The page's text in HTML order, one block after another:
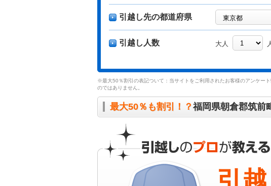
引越し先の都道府県
引越し人数 大人
※最大50％割引の表記ついて：当サイトをご利用されたお客様のアンケー
のではありません。
最大50％も割引！？福岡県朝倉郡筑前